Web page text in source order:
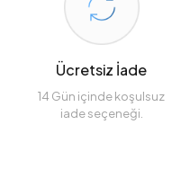
Ücretsiz İade
14 Gün içinde koşulsuz
iade seçeneği.